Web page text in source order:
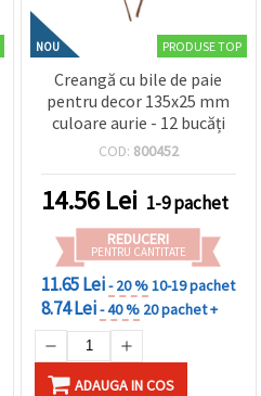
NOU PRODUSE TOP
Creangă cu bile de paie
pentru decor 135x25 mm
culoare aurie - 12 bucăți
COD: 800452
14.56 Lei 1-9 pachet
REDUCERI
PENTRU CANTITATE
11.65 Lei- 20 %10-19 pachet
8.74 Lei- 40 % 20 pachet +
ADAUGA IN COS